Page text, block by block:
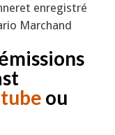
enregistré
Marchand
ou